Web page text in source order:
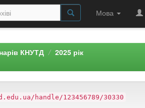
Мова
КНУТД
2025 рік
handle/123456789/30330